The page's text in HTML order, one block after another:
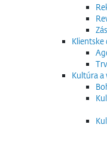
Kultúra a